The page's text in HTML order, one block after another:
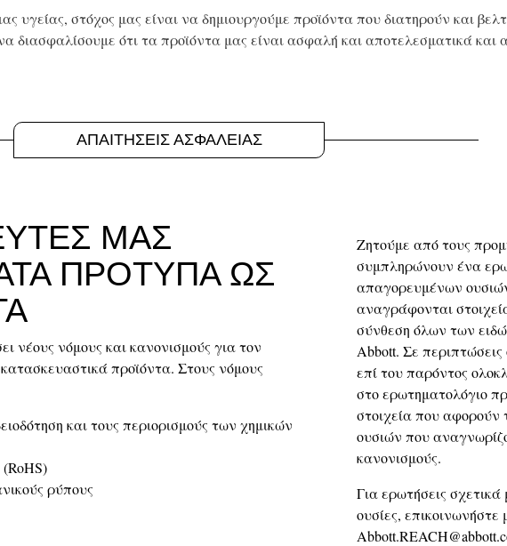
υγείας, στόχος μας είναι να δημιουργούμε προϊόντα που διατηρούν και
διασφαλίσουμε ότι τα προϊόντα μας είναι ασφαλή και αποτελεσματικά και
ΑΠΑΙΤΗΣΕΙΣ ΑΣΦΑΛΕΙΑΣ
ΜΑΣ
ΠΡΟΤΥΠΑ ΩΣ
νέους νόμους και κανονισμούς για τον
προϊόντα. Στους νόμους
και τους περιορισμούς των χημικών
ρύπους
Ζητούμε από τους
συμπληρώνουν ένα
απαγορευμένων
αναγράφονται
σύνθεση όλων των
Abbott. Σε περιπτώσεις
επί του παρόντος
στο ερωτηματολόγιο
στοιχεία που αφορούν
ουσιών που
κανονισμούς.
Για ερωτήσεις
ουσίες, επικοινωνήστε